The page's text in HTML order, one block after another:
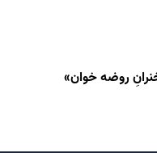
روضه خوان»